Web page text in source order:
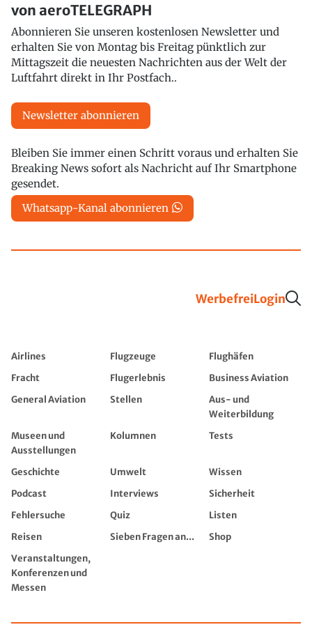
von aeroTELEGRAPH
Abonnieren Sie unseren kostenlosen Newsletter und
erhalten Sie von Montag bis Freitag pünktlich zur
Mittagszeit die neuesten Nachrichten aus der Welt der
Luftfahrt direkt in Ihr Postfach..
Newsletter abonnieren
Bleiben Sie immer einen Schritt voraus und erhalten Sie
Breaking News sofort als Nachricht auf Ihr Smartphone
gesendet.
Whatsapp-Kanal abonnieren
WerbefreiLogin
Airlines Flugzeuge
Flughäfen
Fracht
Flugerlebnis
Business Aviation
General Aviation
Stellen
Aus- und
Weiterbildung
Museen und
Ausstellungen
Kolumnen Tests
Geschichte Umwelt
Wissen
Podcast
Interviews
Sicherheit
Fehlersuche
Quiz
Listen
Reisen
Sieben Fragen an...
Shop
Veranstaltungen,
Konferenzen und
Messen